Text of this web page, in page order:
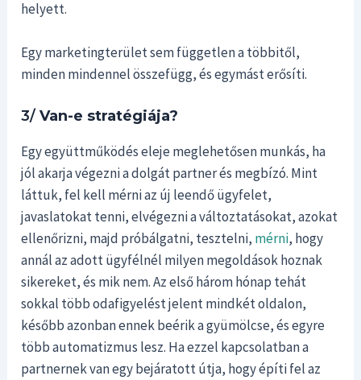
helyett.
Egy marketingterület sem független a többitől,
minden mindennel összefügg, és egymást erősíti.
3/Van-e stratégiája?
Egy együttműködés eleje meglehetősen munkás, ha
jól akarja végezni a dolgát partner és megbízó. Mint
láttuk, fel kell mérni az új leendő ügyfelet,
javaslatokat tenni, elvégezni a változtatásokat, azokat
ellenőrizni, majd próbálgatni, tesztelni, mérni, hogy
annál az adott ügyfélnél milyen megoldások hoznak
sikereket, és mik nem. Az első három hónap tehát
sokkal több odafigyelést jelent mindkét oldalon,
később azonban ennek beérik a gyümölcse, és egyre
több automatizmus lesz. Ha ezzel kapcsolatban a
partnernek van egy bejáratott útja, hogy építi fel az